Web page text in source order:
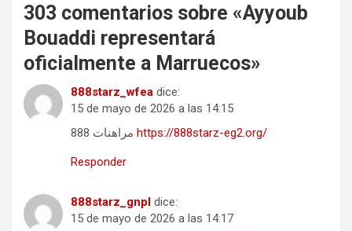
303 comentarios sobre «Ayyoub
Bouaddi representará
oficialmente a Marruecos»
888starz_wfea dice:
15 de mayo de 2026 a las 14:15
https://888starz-eg2.org/
Responder
888starz_gnpl dice:
15 de mayo de 2026 a las 14:17